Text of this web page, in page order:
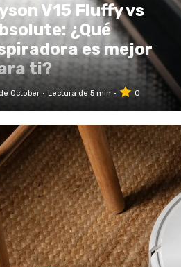
V15 Fluffy vs
¿Qué
es mejor
ti?
October Lectura de 5 min 0